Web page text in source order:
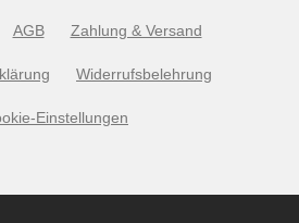
AGB Zahlung & Versand
Widerrufsbelehrung
Einstellungen